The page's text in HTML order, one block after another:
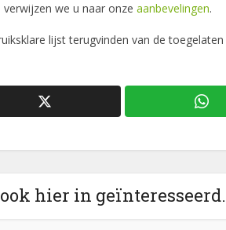
we u naar onze aanbevelingen.
lijst terugvinden van de toegelaten
hier in geïnteresseerd.